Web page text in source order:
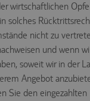
wirtschaftlichen
solches
nicht zu
und wenn
soweit wir in der
Angebot
Sie den eingezahlten